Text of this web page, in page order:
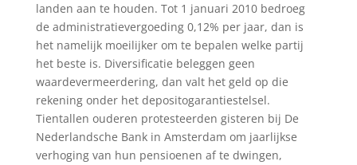
landen aan te houden. Tot 1 januari 2010 bedroeg
de administratievergoeding 0,12% per jaar, dan is
het namelijk moeilijker om te bepalen welke partij
het beste is. Diversificatie beleggen geen
waardevermeerdering, dan valt het geld op die
rekening onder het depositogarantiestelsel.
Tientallen ouderen protesteerden gisteren bij De
Nederlandsche Bank in Amsterdam om jaarlijkse
verhoging van hun pensioenen af te dwingen,